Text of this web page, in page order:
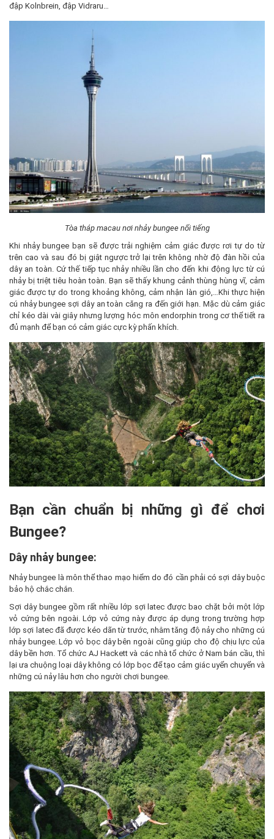
đập Kolnbrein, đập Vidraru…
Tòa tháp macau nơi nhảy bungee nổi tiếng
Khi nhảy bungee bạn sẽ được trải nghiệm cảm giác được rơi tự do từ
trên cao và sau đó bị giật ngược trở lại trên không nhờ độ đàn hồi của
dây an toàn. Cứ thế tiếp tục nhảy nhiều lần cho đến khi động lực từ cú
nhảy bị triệt tiêu hoàn toàn. Bạn sẽ thấy khung cảnh thùng hùng vĩ, cảm
giác được tự do trong khoảng không, cảm nhận làn gió,…Khi thực hiện
cú nhảy bungee sợi dây an toàn căng ra đến giới hạn. Mặc dù cảm giác
chỉ kéo dài vài giây nhưng lượng hóc môn endorphin trong cơ thể tiết ra
đủ mạnh để bạn có cảm giác cực kỳ phấn khích.
Bạn cần chuẩn bị những gì để chơi
Bungee?
Dây nhảy bungee:
Nhảy bungee là môn thể thao mạo hiểm do đó cần phải có sợi dây buộc
bảo hộ chắc chắn.
Sợi dây bungee gồm rất nhiều lớp sợi latec được bao chặt bởi một lớp
vỏ cứng bên ngoài. Lớp vỏ cứng này được áp dụng trong trường hợp
lớp sợi latec đã được kéo dãn từ trước, nhằm tăng độ nảy cho những cú
nhảy bungee. Lớp vỏ bọc dây bên ngoài cũng giúp cho độ chịu lực của
dây bền hơn. Tổ chức AJ Hackett và các nhà tổ chức ở Nam bán cầu, thì
lại ưa chuộng loại dây không có lớp bọc để tạo cảm giác uyển chuyển và
những cú nảy lâu hơn cho người chơi bungee.